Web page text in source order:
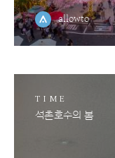
allowto
TIME
석촌호수의 봄